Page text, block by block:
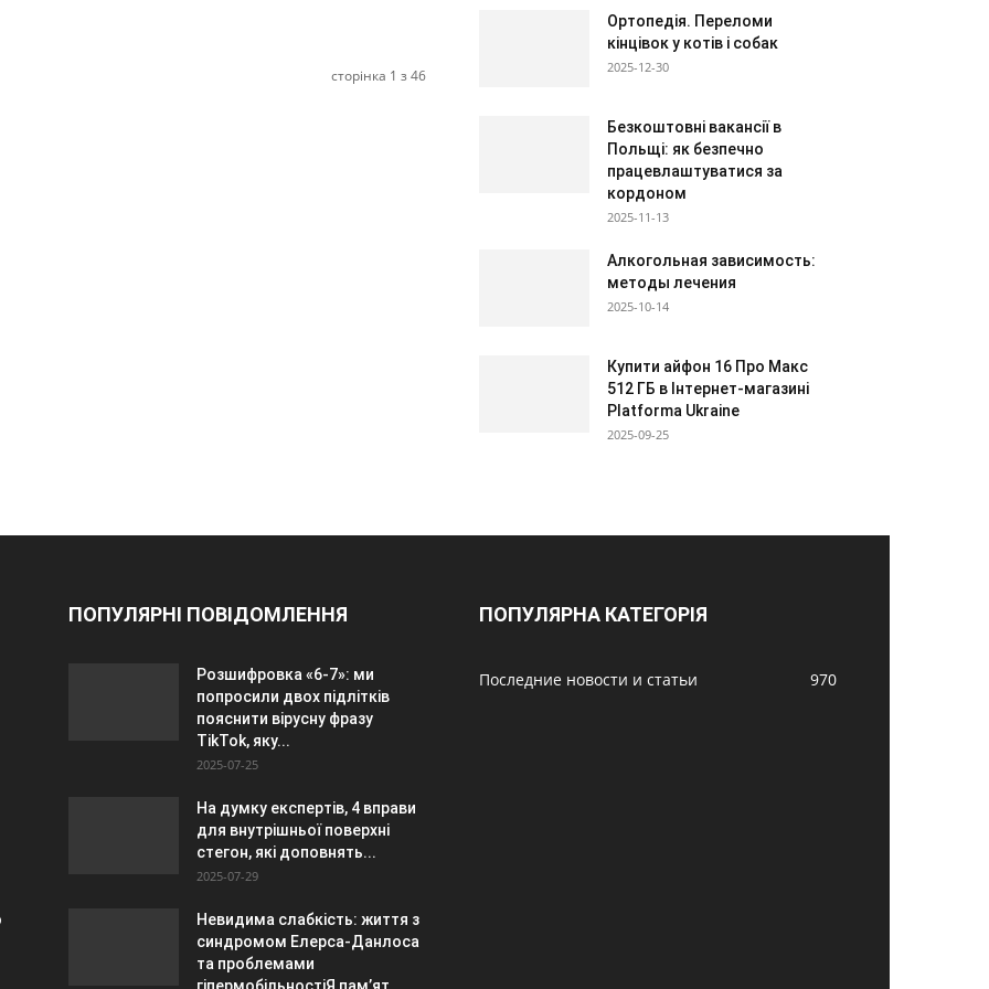
сторінка 1 з 46
Ортопедія. Переломи
кінцівок у котів і собак
2025-12-30
Безкоштовні вакансії в
Польщі: як безпечно
працевлаштуватися за
кордоном
2025-11-13
Алкогольная зависимость:
методы лечения
2025-10-14
Купити айфон 16 Про Макс
512 ГБ в Інтернет-магазині
Platforma Ukraine
2025-09-25
ПОПУЛЯРНІ ПОВІДОМЛЕННЯ
Розшифровка «6-7»: ми
попросили двох підлітків
пояснити вірусну фразу
TikTok, яку...
2025-07-25
На думку експертів, 4 вправи
для внутрішньої поверхні
стегон, які доповнять...
2025-07-29
Невидима слабкість: життя з
синдромом Елерса-Данлоса
та проблемами
ПОПУЛЯРНА КАТЕГОРІЯ
Последние новости и статьи 970